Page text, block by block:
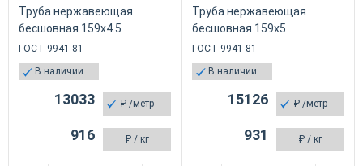
Труба нержавеющая
бесшовная 159х4.5
ГОСТ 9941-81
В наличии
₽/метр
13033
₽ / кг
916
Труба нержавеющая
бесшовная 159х5
ГОСТ 9941-81
В наличии
₽/метр
15126
₽ / кг
931